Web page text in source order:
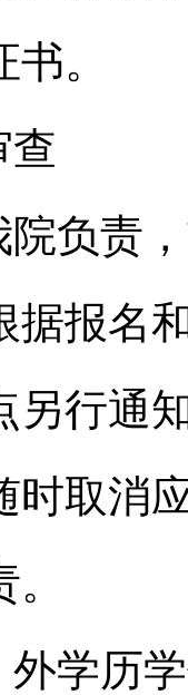
。
查
院负责
据报名
另行通
时取消
学历